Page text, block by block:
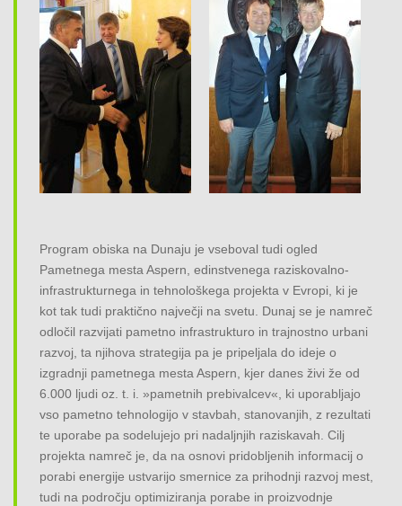
Program obiska na Dunaju je vseboval tudi ogled
Pametnega mesta Aspern, edinstvenega raziskovalno-
infrastrukturnega in tehnološkega projekta v Evropi, ki je
kot tak tudi praktično največji na svetu. Dunaj se je namreč
odločil razvijati pametno infrastrukturo in trajnostno urbani
razvoj, ta njihova strategija pa je pripeljala do ideje o
izgradnji pametnega mesta Aspern, kjer danes živi že od
6.000 ljudi oz. t. i. »pametnih prebivalcev«, ki uporabljajo
vso pametno tehnologijo v stavbah, stanovanjih, z rezultati
te uporabe pa sodelujejo pri nadaljnjih raziskavah. Cilj
projekta namreč je, da na osnovi pridobljenih informacij o
porabi energije ustvarijo smernice za prihodnji razvoj mest,
tudi na področju optimiziranja porabe in proizvodnje